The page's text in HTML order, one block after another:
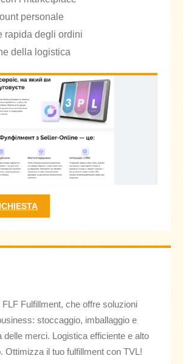
personale
rapida degli ordini
della logistica
FLF Fulfillment, che offre soluzioni
stoccaggio, imballaggio e
delle merci. Logistica efficiente e alto
Ottimizza il tuo fulfillment con TVL!